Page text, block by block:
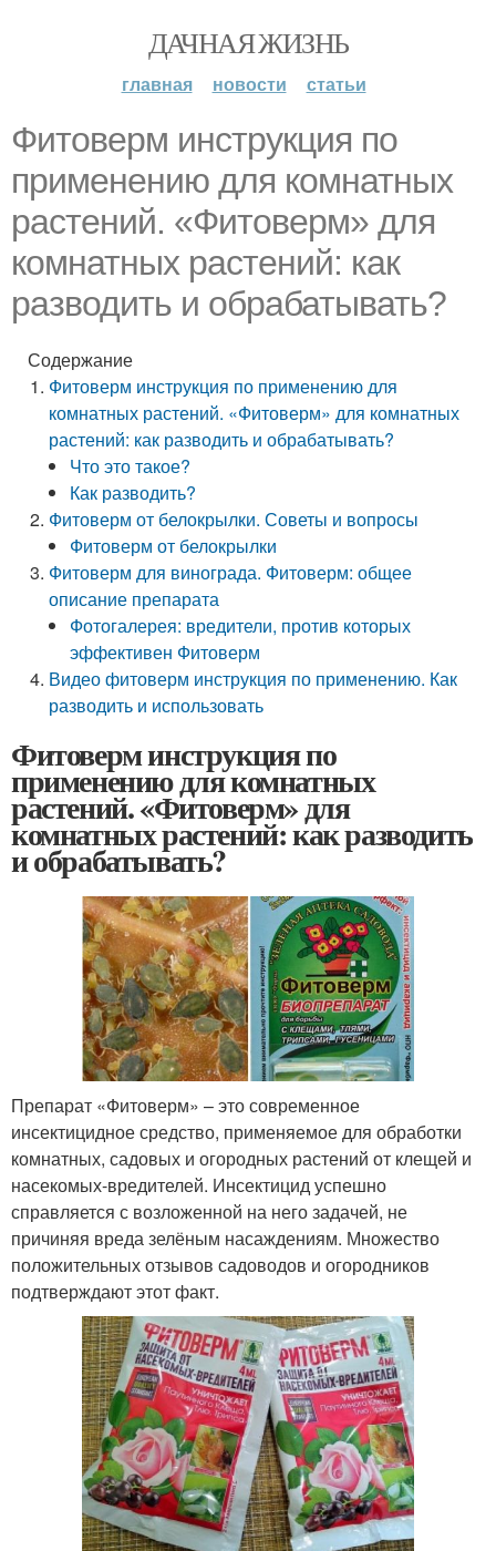
ДАЧНАЯ ЖИЗНЬ
главная новости статьи
Фитоверм инструкция по
применению для комнатных
растений. «Фитоверм» для
комнатных растений: как
разводить и обрабатывать?
Содержание
Фитоверм инструкция по применению для
комнатных растений. «Фитоверм» для комнатных
растений: как разводить и обрабатывать?
Что это такое?
Как разводить?
Фитоверм от белокрылки. Советы и вопросы
Фитоверм от белокрылки
Фитоверм для винограда. Фитоверм: общее
описание препарата
Фотогалерея: вредители, против которых
эффективен Фитоверм
Видео фитоверм инструкция по применению. Как
разводить и использовать
Фитоверм инструкция по
применению для комнатных
растений. «Фитоверм» для
комнатных растений: как разводить
и обрабатывать?
Препарат «Фитоверм» – это современное
инсектицидное средство, применяемое для обработки
комнатных, садовых и огородных растений от клещей и
насекомых-вредителей. Инсектицид успешно
справляется с возложенной на него задачей, не
причиняя вреда зелёным насаждениям. Множество
положительных отзывов садоводов и огородников
подтверждают этот факт.